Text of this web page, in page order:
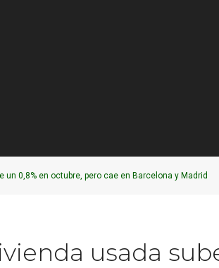
un 0,8% en octubre, pero cae en Barcelona y Madrid
usada